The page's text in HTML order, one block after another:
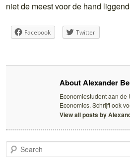
niet de meest voor de hand
Facebook Twitter
About Alexander
Economiestudent aan de
Economics. Schrijft ook
View all posts by